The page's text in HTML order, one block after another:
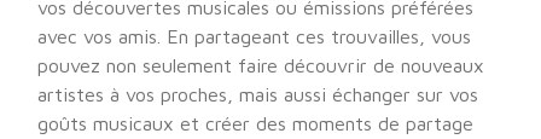
vos découvertes musicales ou émissions préférées
avec vos amis. En partageant ces trouvailles, vous
pouvez non seulement faire découvrir de nouveaux
artistes à vos proches, mais aussi échanger sur vos
goûts musicaux et créer des moments de partage